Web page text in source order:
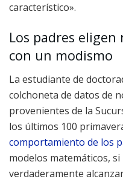
característico».
Los padres
con un modismo
La estudiante de
colchoneta de datos de
provenientes de la
los últimos 100
comportamiento de los
modelos matemáticos,
verdaderamente